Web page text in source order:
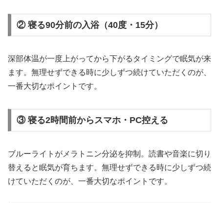
② 寝る90分前の入浴（40度・15分）
深部体温が一度上がってから下がるタイミングで眠気が来
ます。無理せずできる時に少しずつ続けていただくのが、
一番大切なポイントです。
③ 寝る2時間前からスマホ・PC控える
ブルーライトがメラトニン分泌を抑制。読書や音楽に切り
替えると眠気が育ちます。無理せずできる時に少しずつ続
けていただくのが、一番大切なポイントです。